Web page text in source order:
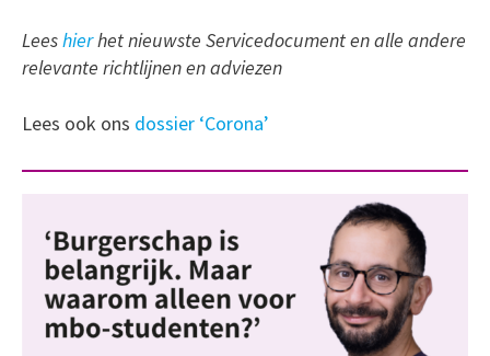
Leeshierhet nieuwste Servicedocument en alle andere
relevante richtlijnen en adviezen
Lees ook ons dossier ‘Corona’